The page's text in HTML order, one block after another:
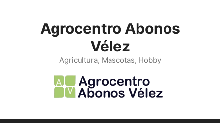
Agrocentro Abonos
Vélez
Agricultura, Mascotas, Hobby